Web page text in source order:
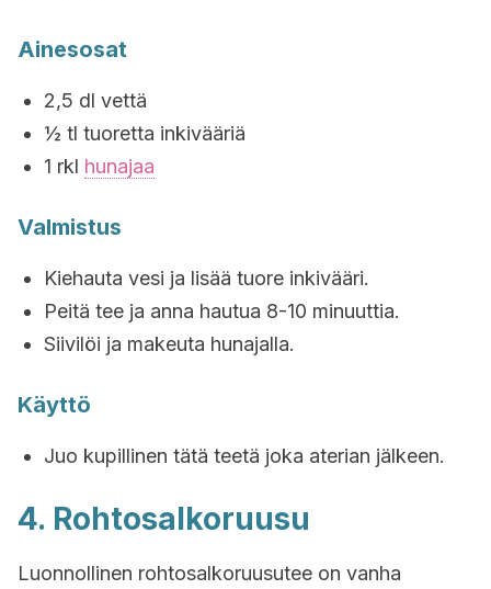
Ainesosat
2,5 dl vettä
½ tl tuoretta inkivääriä
1 rkl hunajaa
Valmistus
Kiehauta vesi ja lisää tuore inkivääri.
Peitä tee ja anna hautua 8-10 minuuttia.
Siivilöi ja makeuta hunajalla.
Käyttö
Juo kupillinen tätä teetä joka aterian jälkeen.
4. Rohtosalkoruusu
Luonnollinen rohtosalkoruusutee on vanha